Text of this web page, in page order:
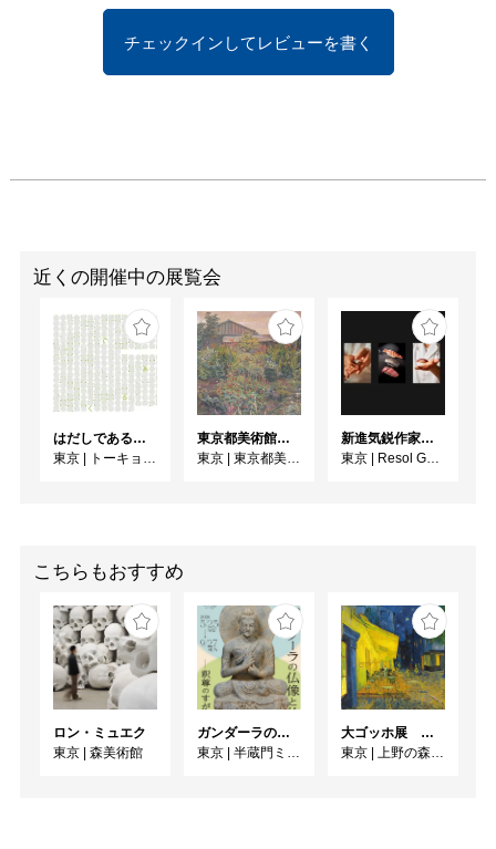
チェックインしてレビューを書く
近くの開催中の展覧会
はだしであるく [トーキョーアーツアンドスペースレジデンス2026 成果発表展 ]
東京
トーキョーアーツアンドスペース本郷
東京都美術館開館100周年記念 この場所の風景ー上野・大牟田・ブエノスアイレス
東京
東京都美術館 ギャラリー
新進気鋭作家によるアート作品 2026年8月特設展示 木寺 憲吾
東京
Resol Gallery Ueno
こちらもおすすめ
ロン・ミュエク
東京
森美術館
ガンダーラの仏像と仏伝ー釈尊のすがたー
東京
半蔵門ミュージアム
大ゴッホ展 夜のカフェテラス
東京
上野の森美術館